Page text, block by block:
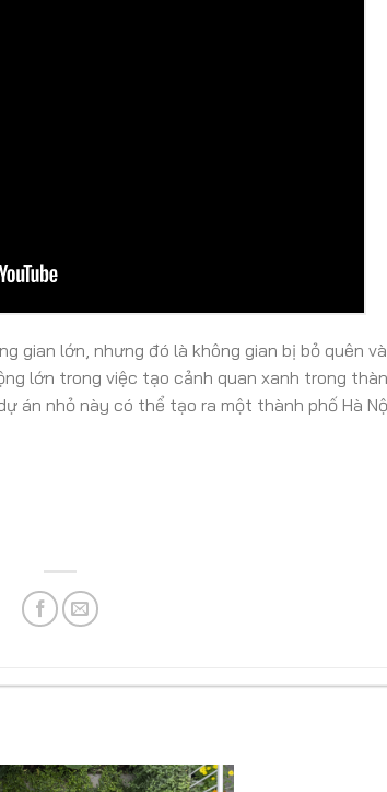
gian lớn, nhưng đó là không gian bị bỏ quên
lớn trong việc tạo cảnh quan xanh trong
án nhỏ này có thể tạo ra một thành phố Hà